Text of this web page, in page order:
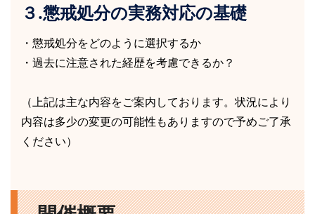
３.懲戒処分の実務対応の基礎
・懲戒処分をどのように選択するか
・過去に注意された経歴を考慮できるか？
（上記は主な内容をご案内しております。状況により
内容は多少の変更の可能性もありますので予めご了承
ください）